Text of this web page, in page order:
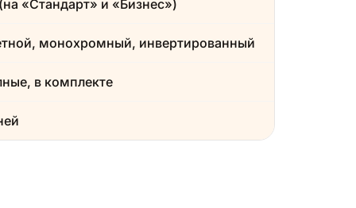
«Стандарт» и «Бизнес»)
монохромный, инвертированный
в комплекте